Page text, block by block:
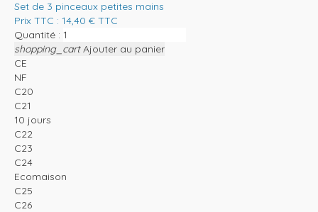
Set de 3 pinceaux petites mains
Prix TTC : 14,40 € TTC
Quantité :
shopping_cart Ajouter au panier
CE
NF
C20
C21
10 jours
C22
C23
C24
Ecomaison
C25
C26